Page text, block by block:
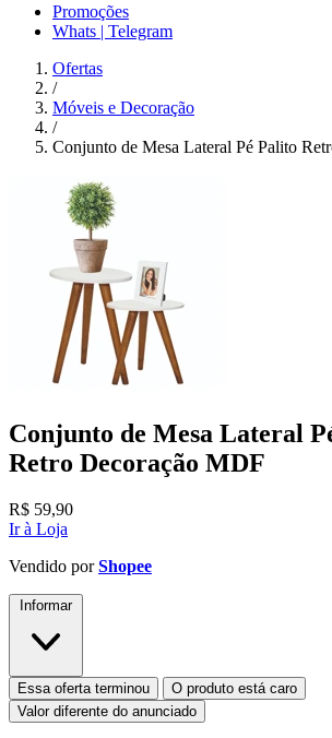
Promoções
Whats | Telegram
Ofertas
/
Móveis e Decoração
/
Conjunto de Mesa Lateral Pé Palito
Conjunto de Mesa Lateral
Retro Decoração MDF
R$ 59,90
Ir à Loja
Vendido porShopee
Informar
Essa oferta terminou
O produto está caro
Valor diferente do anunciado